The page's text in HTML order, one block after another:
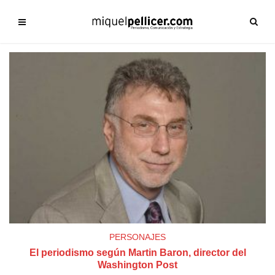
PERSONAJES
El periodismo según Martin Baron, director del
Washington Post